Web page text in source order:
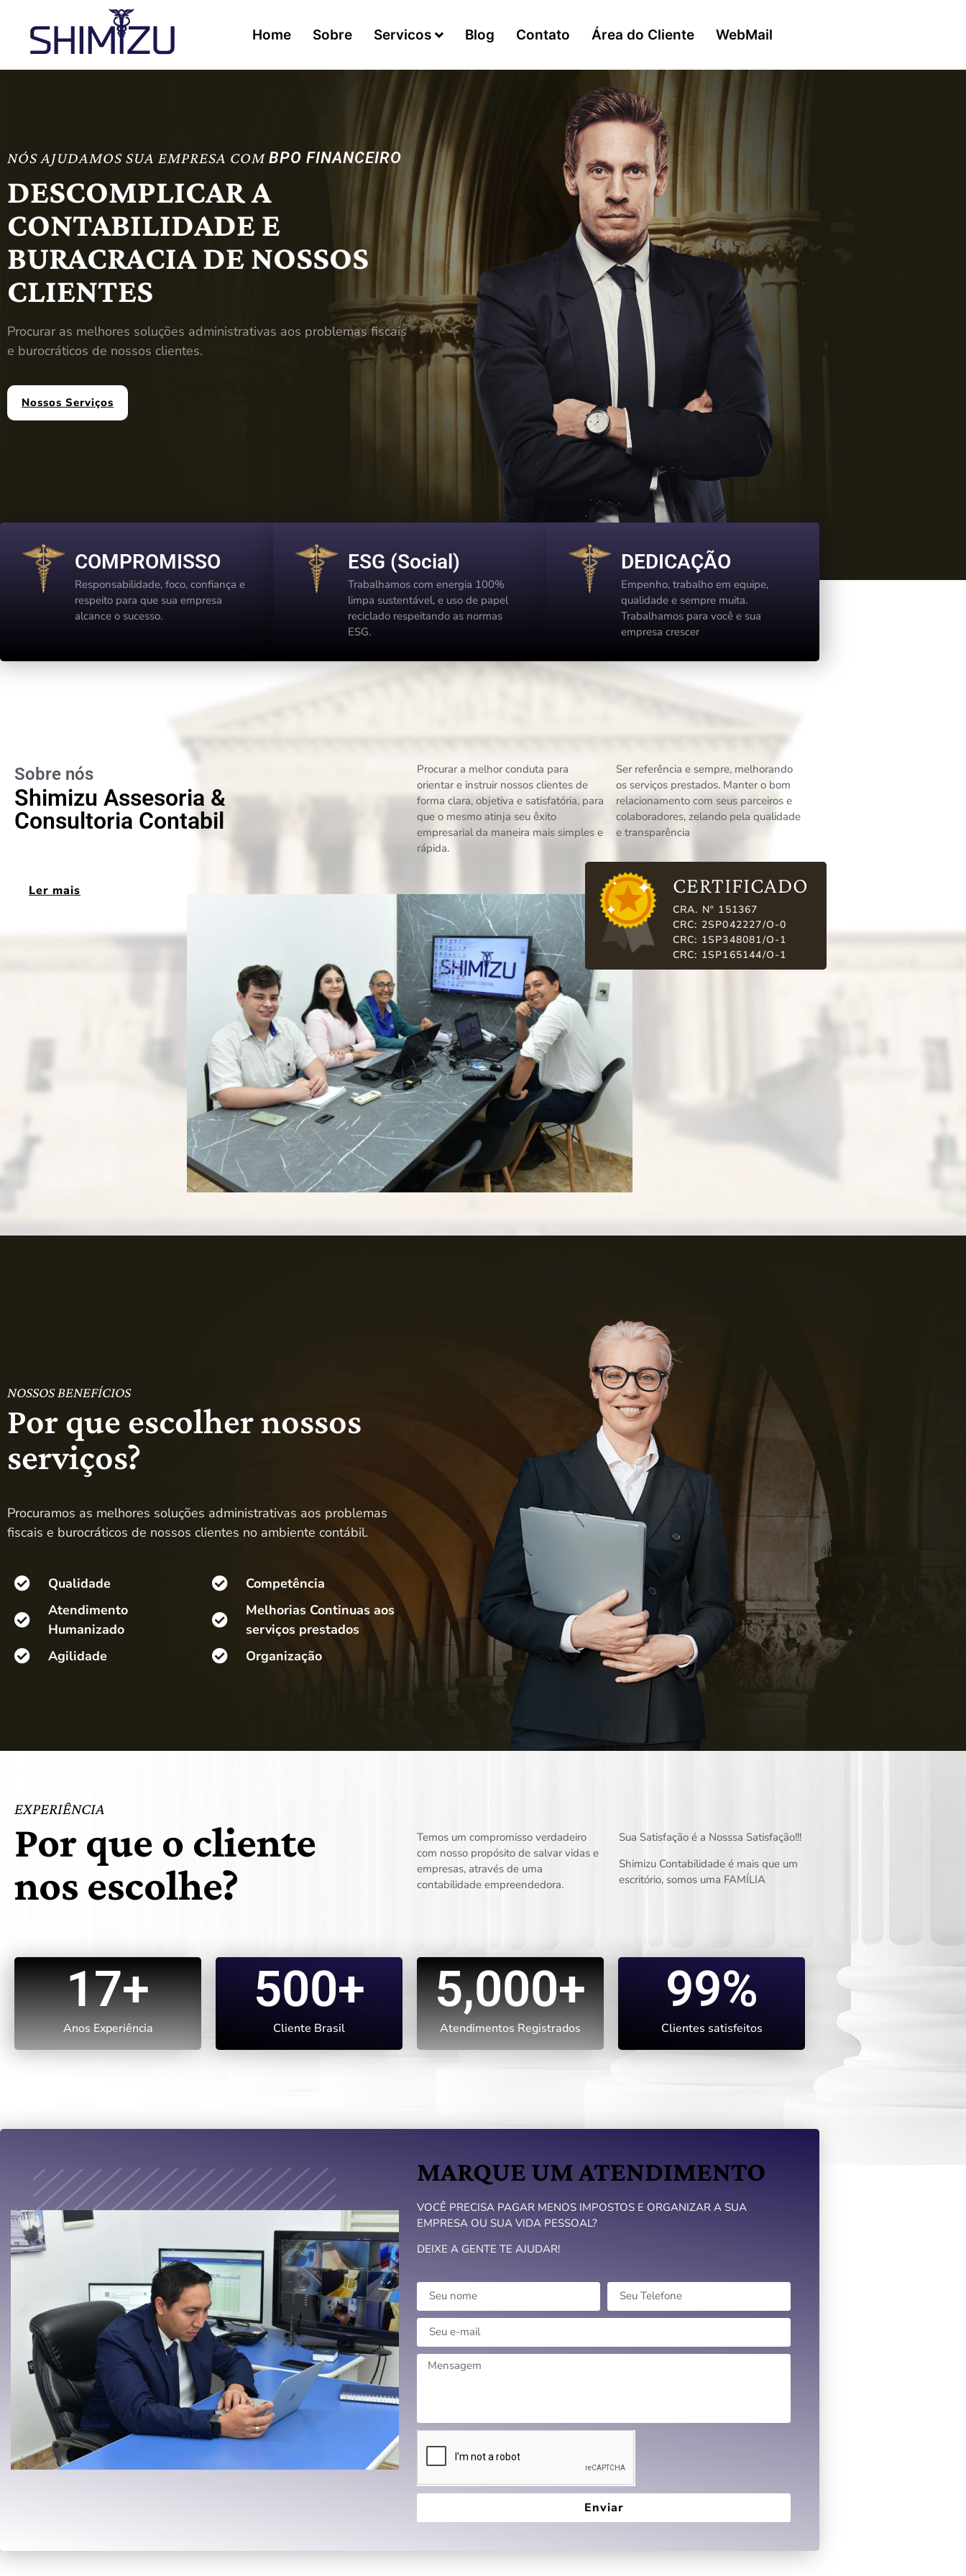
Home Sobre Servicos Blog Contato Área do Cliente WebMail
NÓS AJUDAMOS SUA EMPRESA COM BPO FINANCEIRO
DESCOMPLICAR A
CONTABILIDADE E
BURACRACIA DE NOSSOS
CLIENTES
Procurar as melhores soluções administrativas aos problemas fiscais
e burocráticos de nossos clientes.
Nossos Serviços
COMPROMISSO
Responsabilidade, foco, confiança e
respeito para que sua empresa
alcance o sucesso.
ESG (Social)
Trabalhamos com energia 100%
limpa sustentável, e uso de papel
reciclado respeitando as normas
ESG.
DEDICAÇÃO
Empenho, trabalho em equipe,
qualidade e sempre muita.
Trabalhamos para você e sua
empresa crescer
Sobre nós
Shimizu Assesoria &
Consultoria Contabil
Procurar a melhor conduta para
orientar e instruir nossos clientes de
forma clara, objetiva e satisfatória, para
que o mesmo atinja seu êxito
empresarial da maneira mais simples e
rápida.
Ser referência e sempre, melhorando
os serviços prestados. Manter o bom
relacionamento com seus parceiros e
colaboradores, zelando pela qualidade
e transparência
Ler mais CERTIFICADO
CRA. Nº 151367
CRC: 2SP042227/O-0
CRC: 1SP348081/O-1
CRC: 1SP165144/O-1
NOSSOS BENEFÍCIOS
Por que escolher nossos
serviços?
Procuramos as melhores soluções administrativas aos problemas
fiscais e burocráticos de nossos clientes no ambiente contábil.
Qualidade
Atendimento
Humanizado
Agilidade
Competência
Melhorias Continuas aos
serviços prestados
Organização
EXPERIÊNCIA
Por que o cliente
nos escolhe?
Temos um compromisso verdadeiro
com nosso propósito de salvar vidas e
empresas, através de uma
contabilidade empreendedora.
Sua Satisfação é a Nosssa Satisfação!!!
Shimizu Contabilidade é mais que um
escritório, somos uma FAMÍLIA
Anos Experiência
17+
Cliente Brasil
500+
Atendimentos Registrados
5,000+
Clientes satisfeitos
99%
MARQUE UM ATENDIMENTO
VOCÊ PRECISA PAGAR MENOS IMPOSTOS E ORGANIZAR A SUA
EMPRESA OU SUA VIDA PESSOAL?
DEIXE A GENTE TE AJUDAR!
Enviar